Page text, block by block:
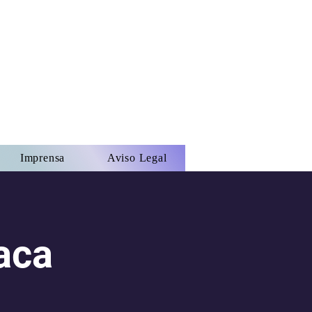
Imprensa Aviso Legal